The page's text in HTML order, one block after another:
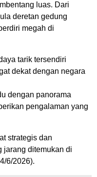
luas. Dari
deretan gedung
megah di
tarik tersendiri
dekat dengan negara
dengan panorama
pengalaman yang
strategis dan
jarang ditemukan di
6/2026).